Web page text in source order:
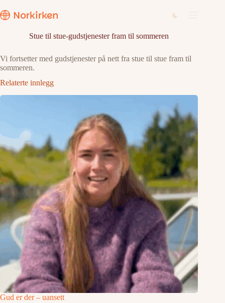
til
innholdet
Stue til stue-gudstjenester fram til sommeren
Vi fortsetter med gudstjenester på nett fra stue til stue fram til
sommeren.
Relaterte innlegg
Gud er der – uansett